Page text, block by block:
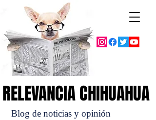
Blog de noticias y opinión
RELEVANCIA CHIHUAHUA
RELEVANCIA CHIHUAHUA